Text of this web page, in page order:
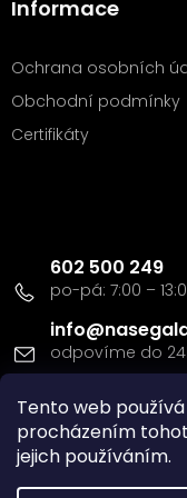
Tento web
procházením
jejich používáním.
Informace
Ochrana osobních
Obchodní podmínky
Certifikáty
info@
602 500 249
Doprava a